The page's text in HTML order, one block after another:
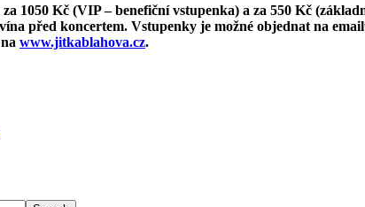
1050 Kč (VIP – benefiční vstupenka) a za 550 Kč
před koncertem. Vstupenky je možné objednat na
www.jitkablahova.cz.